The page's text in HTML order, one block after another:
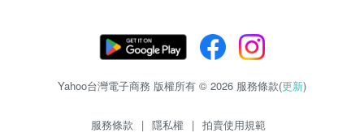
Yahoo台灣電子商務 版權所有 © 2026 服務條款(更新)
服務條款 | 隱私權 | 拍賣使用規範